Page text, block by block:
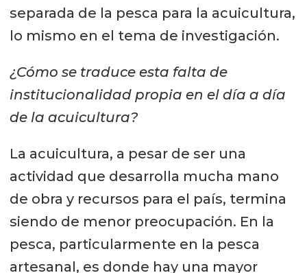
separada de la pesca para la acuicultura,
lo mismo en el tema de investigación.
¿Cómo se traduce esta falta de
institucionalidad propia en el día a día
de la acuicultura?
La acuicultura, a pesar de ser una
actividad que desarrolla mucha mano
de obra y recursos para el país, termina
siendo de menor preocupación. En la
pesca, particularmente en la pesca
artesanal, es donde hay una mayor